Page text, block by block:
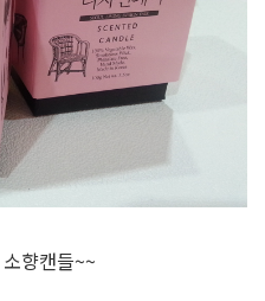
향캔들~~